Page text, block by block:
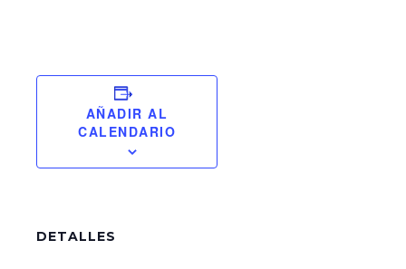
AÑADIR AL
CALENDARIO
DETALLES